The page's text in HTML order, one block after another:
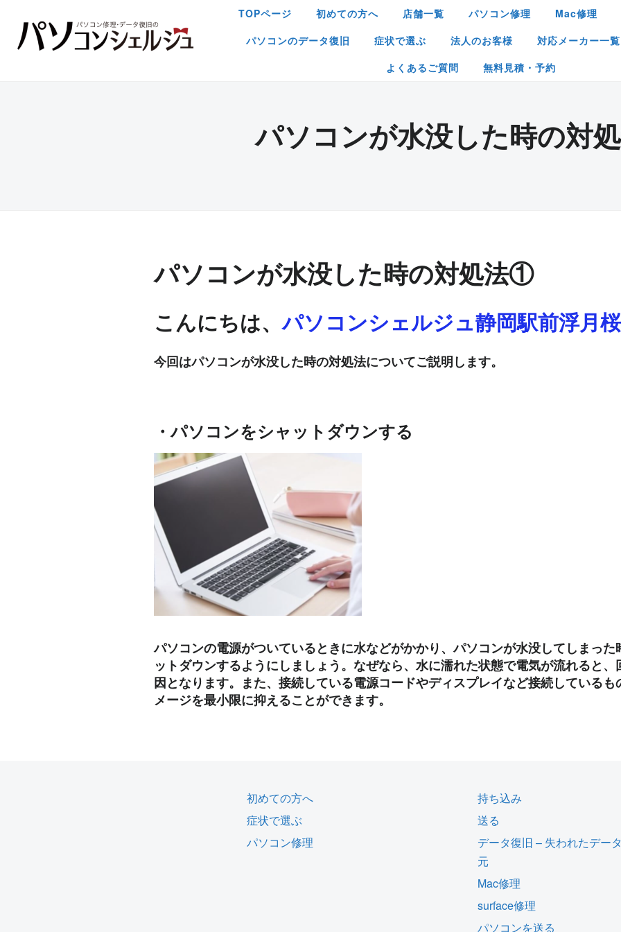
TOPページ 初めての方へ 店舗一覧 パソコン修理 Mac修理
パソコンのデータ復旧
症状で選ぶ 法人のお客様 対応メーカー一覧
よくあるご質問
無料見積・予約
パソコンが水没した時の対
パソコンが水没した時の対処法①
こんにちは、パソコンシェルジュ静岡駅前浮月
今回はパソコンが水没した時の対処法についてご説明します。
・パソコンをシャットダウンする
パソコンの電源がついているときに水などがかかり、パソコンが水没してしまっ
ットダウンするようにしましょう。なぜなら、水に濡れた状態で電気が流れると
因となります。また、接続している電源コードやディスプレイなど接続している
メージを最小限に抑えることができます。
初めての方へ
症状で選ぶ
パソコン修理
持ち込み
送る
データ復旧 – 失われたデー
元
Mac修理
surface修理
パソコンを送る